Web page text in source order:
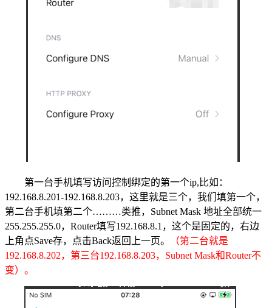
第一台手机填写访问控制绑定的第一个ip,比如：
192.168.8.201-192.168.8.203，这里就是三个，我们填第一个，
第二台手机填第二个………类推，Subnet Mask 地址全部统一
255.255.255.0，Router填写192.168.8.1，这个是固定的，右边
上角点Save存，点击Back返回上一页。
（第二台就是
192.168.8.202，第三台192.168.8.203，Subnet Mask和Router不
变）。